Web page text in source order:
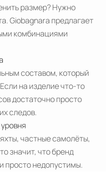
размер? Нужно
Giobagnara предлагает
комбинациями
составом, который
на изделие что-то
достаточно просто
следов.
частные самолёты,
значит, что бренд
просто недопустимы.